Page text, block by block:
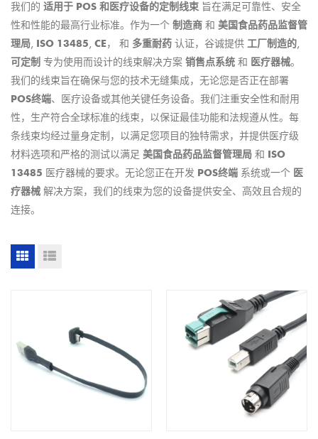
我们的 适用于 POS 和医疗设备的定制线束 旨在满足可靠性、安全
性和性能的最高行业标准。作为一个 制造商 和 美国食品药品监督管
理局, ISO 13485, CE， 和 多重耐药 认证，谷诚提供 工厂制造的,
可定制 专为使用而设计的线束解决方案 销售点系统 和 医疗器械。
我们的线束旨在确保与您的技术无缝集成，无论您是否正在部署
POS终端、医疗设备或其他关键任务设备。我们注重安全性和耐用
性，生产符合全球标准的线束，以保证最佳功能和法规遵从性。每
条线束均经过量身定制，以满足您项目的独特需求，并提供医疗级
材料选项和严格的测试以满足 美国食品药品监督管理局 和 ISO
13485 医疗器械的要求。无论您正在开发 POS终端 系统或一个 医
疗器械 解决方案，我们的线束为您的设备提供安全、高效且合规的
连接。